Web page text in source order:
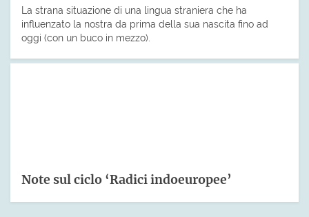
La strana situazione di una lingua straniera che ha
influenzato la nostra da prima della sua nascita fino ad
oggi (con un buco in mezzo).
Note sul ciclo ‘Radici indoeuropee’